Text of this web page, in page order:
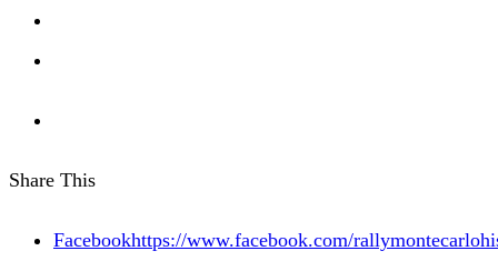
Share This
Facebookhttps://www.facebook.com/